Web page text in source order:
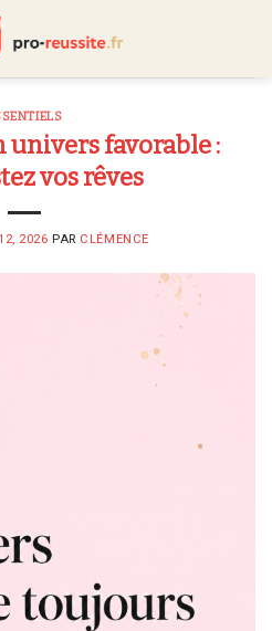
univers favorable :
vos rêves
2026 PAR CLÉMENCE